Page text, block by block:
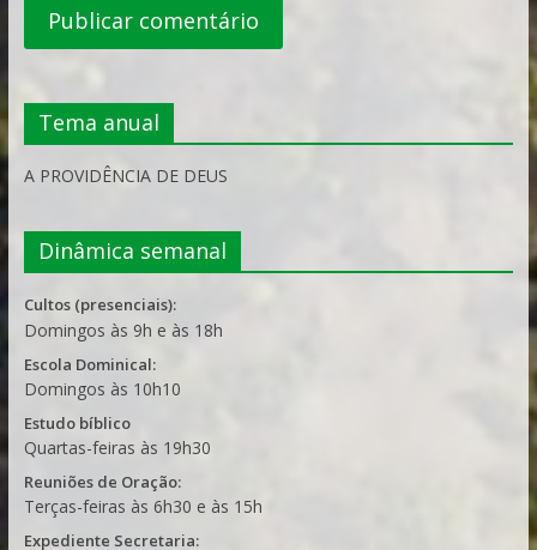
Tema anual
A PROVIDÊNCIA DE DEUS
Dinâmica semanal
Cultos (presenciais):
Domingos às 9h e às 18h
Escola Dominical:
Domingos às 10h10
Estudo bíblico
Quartas-feiras às 19h30
Reuniões de Oração:
Terças-feiras às 6h30 e às 15h
Expediente Secretaria: